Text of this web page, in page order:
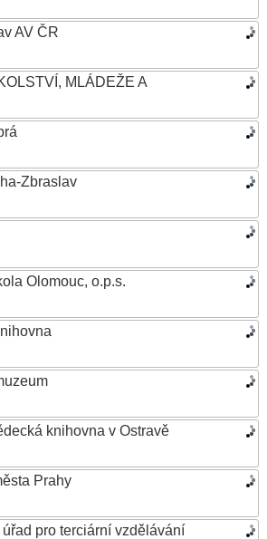
AV ČR
MLÁDEŽE A
Zbraslav
Olomouc, o.p.s.
knihovna v Ostravě
Prahy
pro terciární vzdělávání